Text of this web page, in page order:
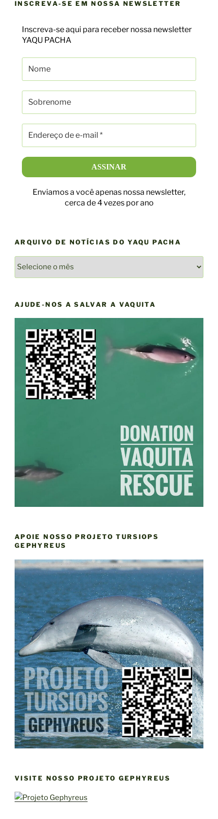
INSCREVA-SE EM NOSSA NEWSLETTER
Inscreva-se aqui para receber nossa newsletter
YAQU PACHA
Enviamos a você apenas nossa newsletter,
cerca de 4 vezes por ano
ARQUIVO DE NOTÍCIAS DO YAQU PACHA
YAQU
PACHA
AJUDE-NOS A SALVAR A VAQUITA
APOIE NOSSO PROJETO TURSIOPS
GEPHYREUS
VISITE NOSSO PROJETO GEPHYREUS